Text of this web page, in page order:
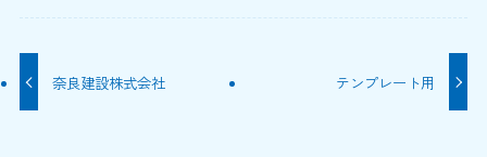
奈良建設株式会社 テンプレート用